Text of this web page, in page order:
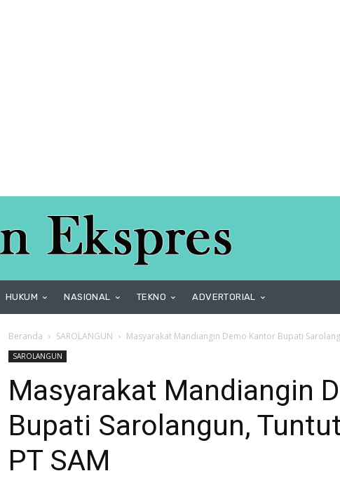
HUKUM NASIONAL TEKNO ADVERTORIAL
Beranda SAROLANGUN Masyarakat Mandiangin Demo Kantor Bupati
SAROLANGUN
Masyarakat Mandiangin
Bupati Sarolangun,
PT SAM